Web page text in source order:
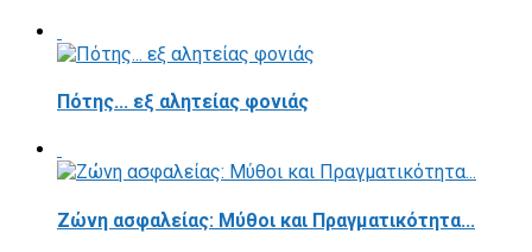
Πότης... εξ αλητείας φονιάς
Ζώνη ασφαλείας: Μύθοι και Πραγματικότητα...